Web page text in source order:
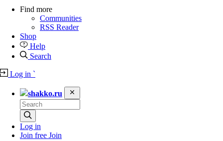
Find more
Communities
RSS Reader
Shop
Help
Search
Log in `
shakko.ru
Log in
Join free Join